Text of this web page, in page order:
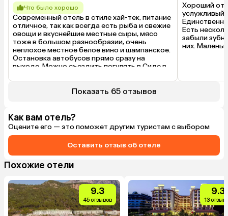
Что было хорошо
Современный отель в стиле хай-тек, питание
отличное, так как всегда есть рыба и свежие
овощи и вкуснейшие местные сыры, мясо
тоже в большом разнообразии, очень
неплохое местное белое вино и шампанское.
Остановка автобусов прямо сразу на
выходе. Можно съездить погулять в Сиде в
До моря реально близко — 5 минут пешком.
Хоть в отеле и есть какая-то
взрослые, что для нас было несомненным
плюсом. В основной бассейн не пускают с
маленькими детьми, для них есть свой
поплавать без брызг и воплей.
Нет орущей по вечерам анимации, желающих
потусить собирают вечером на автобусах и
есть, если вы убитый на работе человек с
желанием выспаться и побыть в
относительной тишине, то вам сюда.
Персонал выше всяких похвал. Везде
говорят по-русски.
Хороший
Есть
забыли
них.
Показать 65 отзывов
Как вам отель?
Оцените его — это поможет другим туристам с выбором
Оставить отзыв об отеле
Похожие отели
9.3
45 отзывов
9.3
13